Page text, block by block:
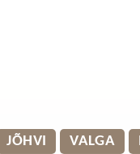
JÕHVI VALGA